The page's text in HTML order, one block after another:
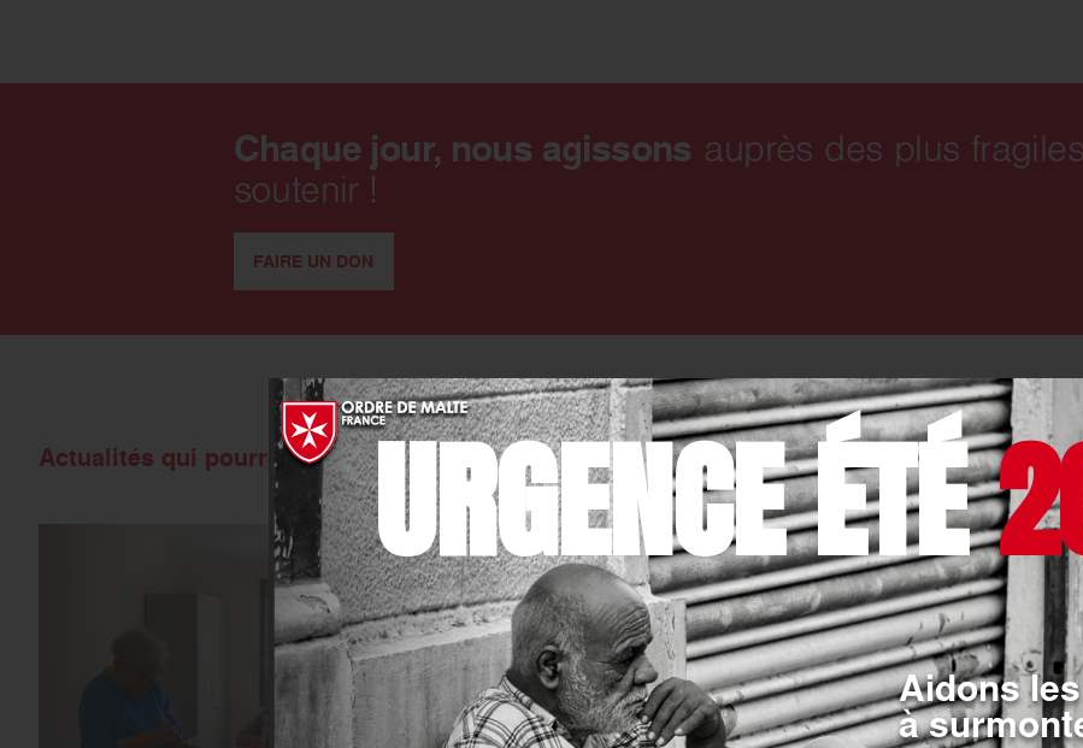
Chaque jour, nous agissons auprès des plus
soutenir !
FAIRE UN DON
Actualités qui pourraient vous intéresserURGENCE ÉTÉ
Aidons
à